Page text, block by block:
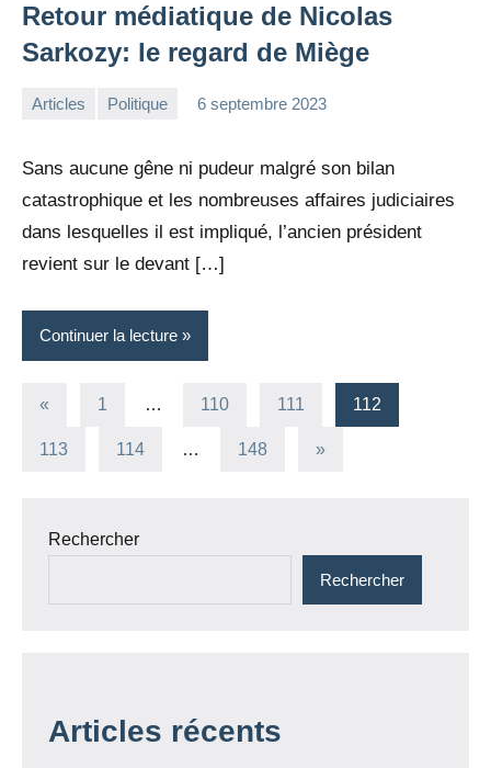
Retour médiatique de Nicolas
Sarkozy: le regard de Miège
Articles Politique 6 septembre 2023
Sans aucune gêne ni pudeur malgré son bilan
catastrophique et les nombreuses affaires judiciaires
dans lesquelles il est impliqué, l’ancien président
revient sur le devant […]
Continuer la lecture
Pagination
des
« Publications
1 … 110 111 112
113 114 … 148
Articles
»
Rechercher
Rechercher
Articles récents